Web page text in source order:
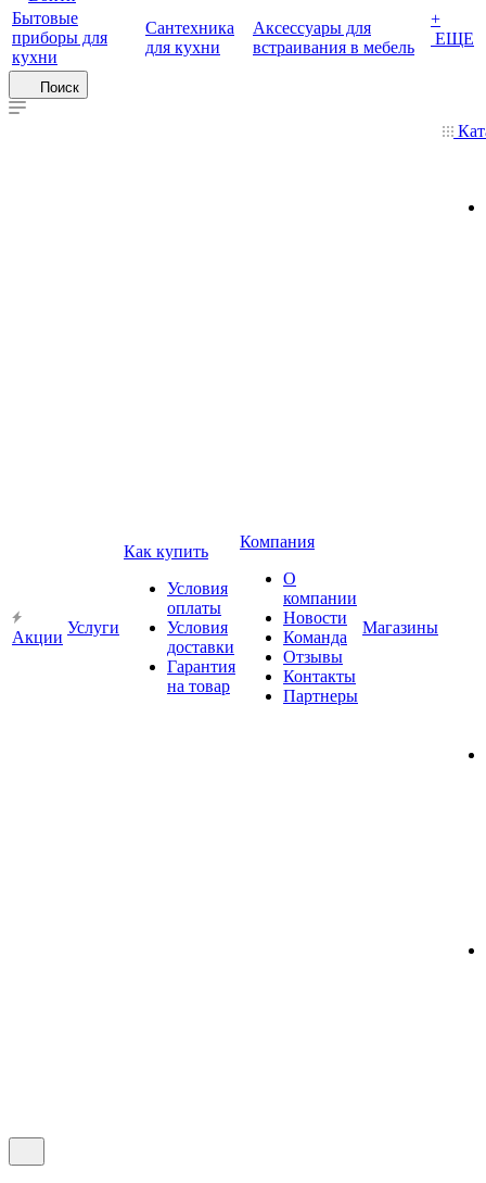
Бытовые
приборы для
кухни
Сантехника
для кухни
Аксессуары для
встраивания в мебель
+
ЕЩЕ
Поиск
Акции
Услуги
Как купить
Условия
оплаты
Условия
доставки
Гарантия
на товар
Компания
О
компании
Новости
Команда
Отзывы
Контакты
Партнеры
Магазины